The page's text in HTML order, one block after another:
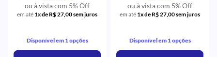
ou à vista com 5% Off
em até 1x de R$ 27,00 sem juros
Disponível em 1 opções
ou à vista com 5% Off
em até 1x de R$ 27,00 sem juros
Disponível em 1 opções